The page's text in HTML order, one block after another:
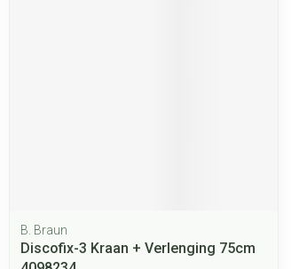
B. Braun
Discofix-3 Kraan + Verlenging 75cm